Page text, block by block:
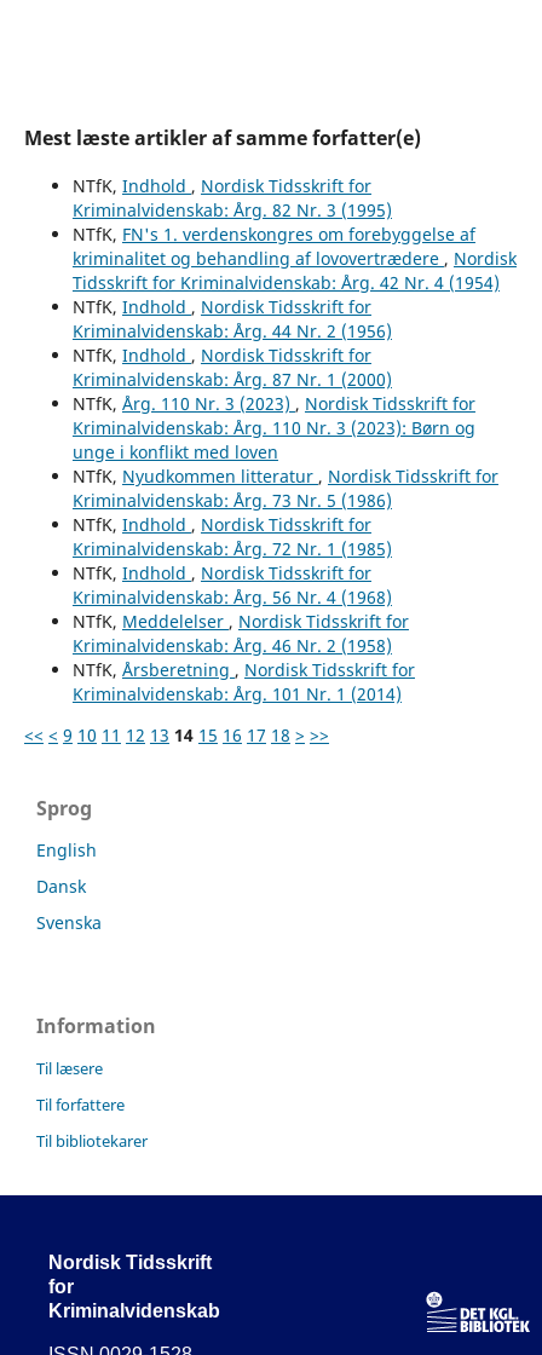
Mest læste artikler af samme forfatter(e)
NTfK, Indhold , Nordisk Tidsskrift for
Kriminalvidenskab: Årg. 82 Nr. 3 (1995)
NTfK, FN's 1. verdenskongres om forebyggelse af
kriminalitet og behandling af lovovertrædere , Nordisk
Tidsskrift for Kriminalvidenskab: Årg. 42 Nr. 4 (1954)
NTfK, Indhold , Nordisk Tidsskrift for
Kriminalvidenskab: Årg. 44 Nr. 2 (1956)
NTfK, Indhold , Nordisk Tidsskrift for
Kriminalvidenskab: Årg. 87 Nr. 1 (2000)
NTfK, Årg. 110 Nr. 3 (2023) , Nordisk Tidsskrift for
Kriminalvidenskab: Årg. 110 Nr. 3 (2023): Børn og
unge i konflikt med loven
NTfK, Nyudkommen litteratur , Nordisk Tidsskrift for
Kriminalvidenskab: Årg. 73 Nr. 5 (1986)
NTfK, Indhold , Nordisk Tidsskrift for
Kriminalvidenskab: Årg. 72 Nr. 1 (1985)
NTfK, Indhold , Nordisk Tidsskrift for
Kriminalvidenskab: Årg. 56 Nr. 4 (1968)
NTfK, Meddelelser , Nordisk Tidsskrift for
Kriminalvidenskab: Årg. 46 Nr. 2 (1958)
NTfK, Årsberetning , Nordisk Tidsskrift for
Kriminalvidenskab: Årg. 101 Nr. 1 (2014)
<< < 9 10 11 12 13 14 15 16 17 18 > >>
Sprog
English
Dansk
Svenska
Information
Til læsere
Til forfattere
Til bibliotekarer
Nordisk Tidsskrift
for
Kriminalvidenskab